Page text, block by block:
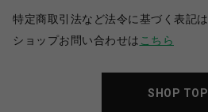
特定商取引法など法令に基づく表記は
ショップお問い合わせは こちら
SHOP TOP